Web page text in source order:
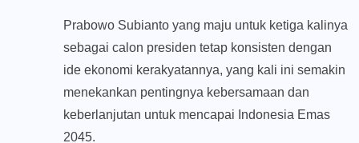
Prabowo Subianto yang maju untuk ketiga kalinya
sebagai calon presiden tetap konsisten dengan
ide ekonomi kerakyatannya, yang kali ini semakin
menekankan pentingnya kebersamaan dan
keberlanjutan untuk mencapai Indonesia Emas
2045.